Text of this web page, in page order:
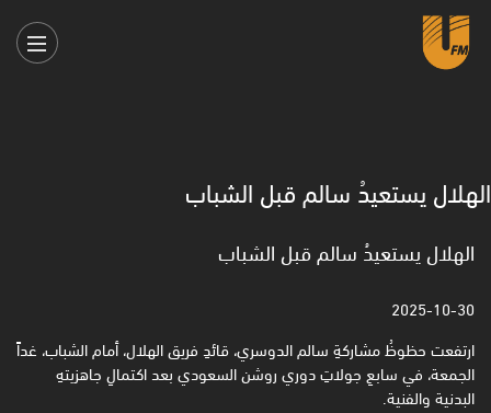
الهلال يستعيدُ سالم قبل الشباب
الهلال يستعيدُ سالم قبل الشباب
2025-10-30
ارتفعت حظوظُ مشاركةِ سالم الدوسري، قائدِ فريق الهلال، أمام الشباب، غداً
الجمعة، في سابعِ جولاتِ دوري روشن ‏السعودي بعد اكتمالِ جاهزيتهِ
البدنية والفنية.‏